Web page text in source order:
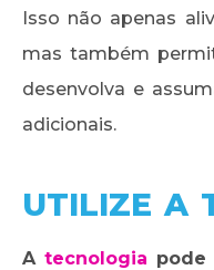
Isso não apenas
mas também
desenvolva e
adicionais.
UTILIZE A
Atecnologia pode